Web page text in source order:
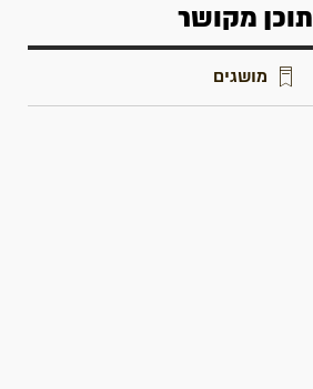
תוכן מקושר
מושגים